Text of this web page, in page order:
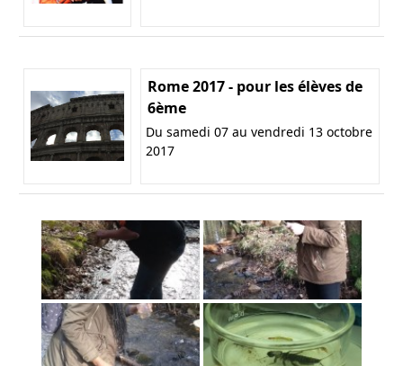
Rome 2017 - pour les élèves de
6ème
Du samedi 07 au vendredi 13 octobre
2017